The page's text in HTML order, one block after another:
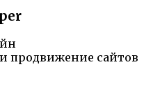
продвижение сайтов